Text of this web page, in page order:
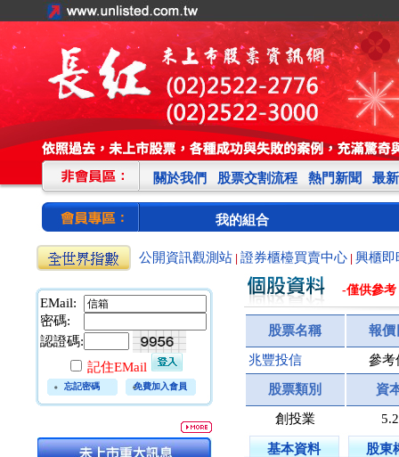
關於我們 股票交割流程 熱門新聞 最
我的組合
公開資訊觀測站 證券櫃檯買賣中心 興櫃即
EMail:
密碼:
認證碼:
記住EMail
忘記密碼 免費加入會員
-僅供參考
股票名稱 報價
兆豐投信 參考
股票類別 資
創投業
基本資料 股東